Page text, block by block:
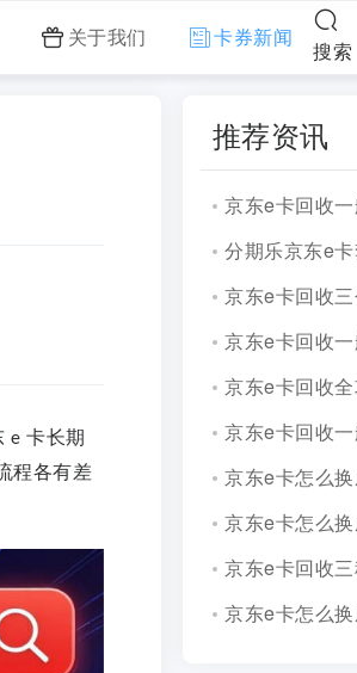
关于我们 卡券新闻
搜索
e 卡长期
程各有差
推荐资讯